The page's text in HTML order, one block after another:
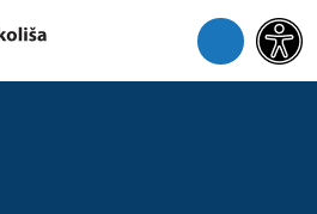
Menu